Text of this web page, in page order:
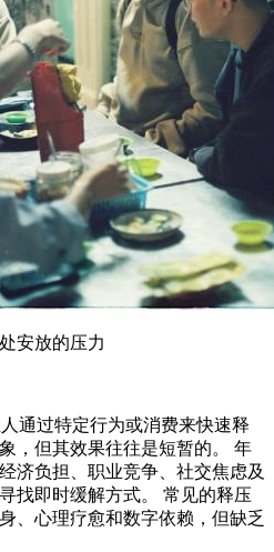
安放的压力
通过特定行为或消费来快速释
，但其效果往往是短暂的。 年
济负担、职业竞争、社交焦虑及
找即时缓解方式。 常见的释压
、心理疗愈和数字依赖，但缺乏